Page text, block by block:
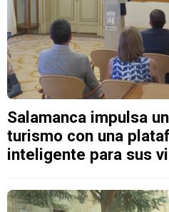
Salamanca impulsa
turismo con una
inteligente para sus